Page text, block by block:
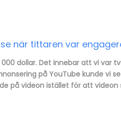
se när tittaren var
dollar. Det innebar att vi var
på YouTube kunde vi
på videon istället för att videon